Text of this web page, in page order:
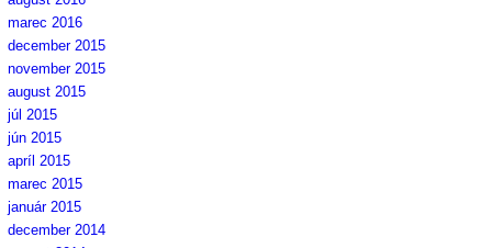
marec 2016
december 2015
november 2015
august 2015
júl 2015
jún 2015
apríl 2015
marec 2015
január 2015
december 2014